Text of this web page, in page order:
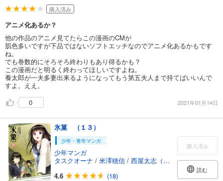
購入済み
アニメ化あるか？
他の作品のアニメ見てたらこの漫画のCMが
肌色多いですが下品ではないソフトエッチなのでアニメ化あるかもです
ね。
でも巻数的にそろそろ終わりもあり得るかも？
この漫画だと明るく終わってほしいですよね。
養太郎が一夫多妻出来るようになってもう第五夫人まで持てばいいんで
すよ。ええ。
0
2021年01月14日
氷菓 （１３）
少年・青年マンガ
少年マンガ
タスクオーナ / 米澤穂信 / 西屋太志（京都アニメーション）
4.6
(18)
購入済み
読む